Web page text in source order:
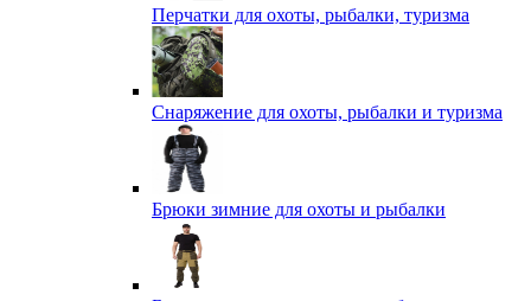
Перчатки для охоты, рыбалки, туризма
Снаряжение для охоты, рыбалки и туризма
Брюки зимние для охоты и рыбалки